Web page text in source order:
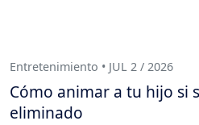
Entretenimiento • JUL 2 / 2026
Cómo animar a tu hijo si
eliminado